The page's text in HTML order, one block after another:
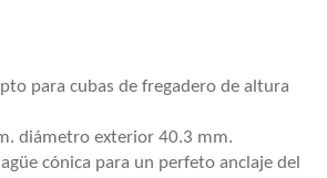
para cubas de fregadero de altura
diámetro exterior 40.3 mm.
cónica para un perfeto anclaje del